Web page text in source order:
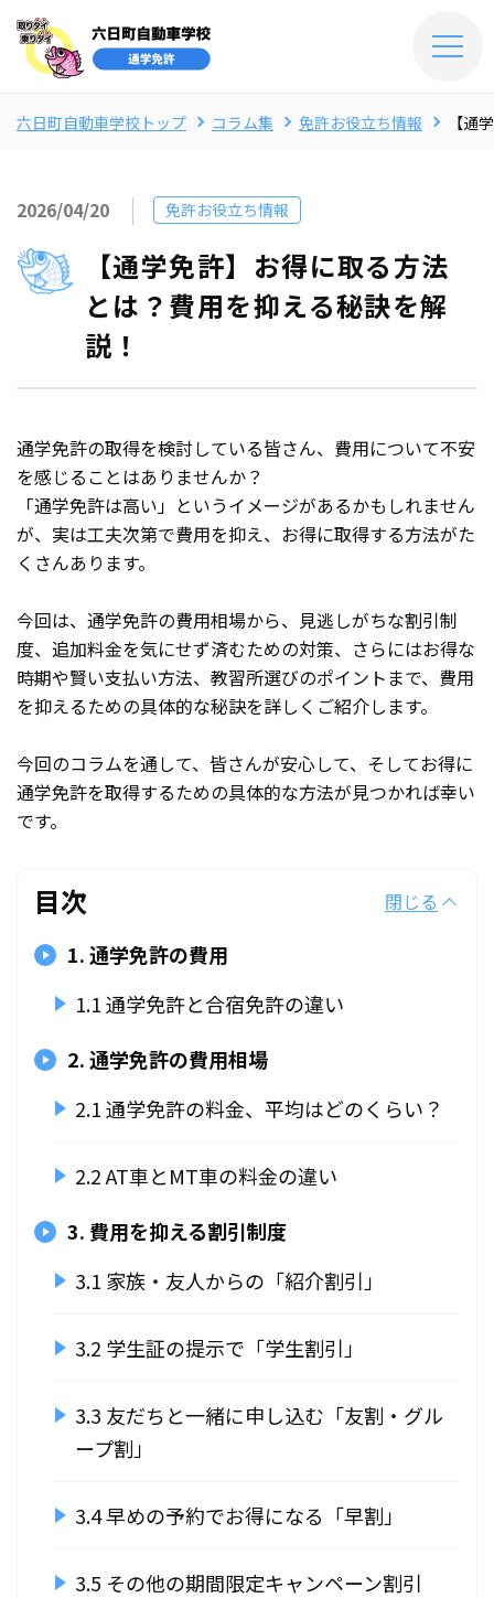
六日町自動車学校トップ コラム集 免許お役立ち情報 【通
2026/04/20 免許お役立ち情報
【通学免許】お得に取る方法
とは？費用を抑える秘訣を解
説！
通学免許の取得を検討している皆さん、費用について不安
を感じることはありませんか？
「通学免許は高い」というイメージがあるかもしれません
が、実は工夫次第で費用を抑え、お得に取得する方法がた
くさんあります。
今回は、通学免許の費用相場から、見逃しがちな割引制
度、追加料金を気にせず済むための対策、さらにはお得な
時期や賢い支払い方法、教習所選びのポイントまで、費用
を抑えるための具体的な秘訣を詳しくご紹介します。
今回のコラムを通して、皆さんが安心して、そしてお得に
通学免許を取得するための具体的な方法が見つかれば幸い
です。
目次 閉じる
1. 通学免許の費用
1.1 通学免許と合宿免許の違い
2. 通学免許の費用相場
2.1 通学免許の料金、平均はどのくらい？
2.2 AT車とMT車の料金の違い
3. 費用を抑える割引制度
3.1 家族・友人からの「紹介割引」
3.2 学生証の提示で「学生割引」
3.3 友だちと一緒に申し込む「友割・グル
ープ割」
3.4 早めの予約でお得になる「早割」
3.5 その他の期間限定キャンペーン割引